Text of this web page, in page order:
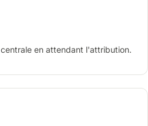
en attendant l'attribution.